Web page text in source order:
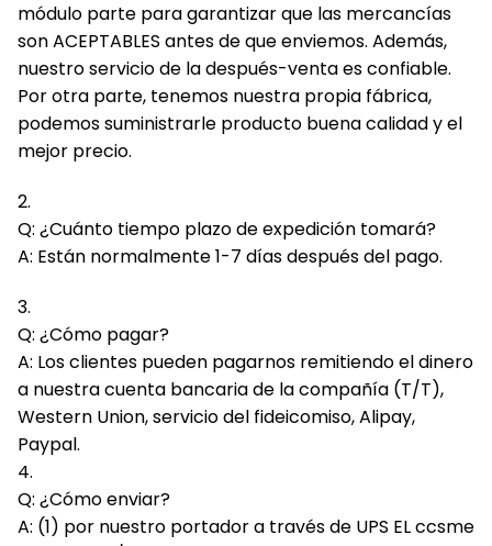
módulo parte para garantizar que las mercancías
son ACEPTABLES antes de que enviemos. Además,
nuestro servicio de la después-venta es confiable.
Por otra parte, tenemos nuestra propia fábrica,
podemos suministrarle producto buena calidad y el
mejor precio.
2.
Q: ¿Cuánto tiempo plazo de expedición tomará?
A: Están normalmente 1-7 días después del pago.
3.
Q: ¿Cómo pagar?
A: Los clientes pueden pagarnos remitiendo el dinero
a nuestra cuenta bancaria de la compañía (T/T),
Western Union, servicio del fideicomiso, Alipay,
Paypal.
4.
Q: ¿Cómo enviar?
A: (1) por nuestro portador a través de UPS EL ccsme